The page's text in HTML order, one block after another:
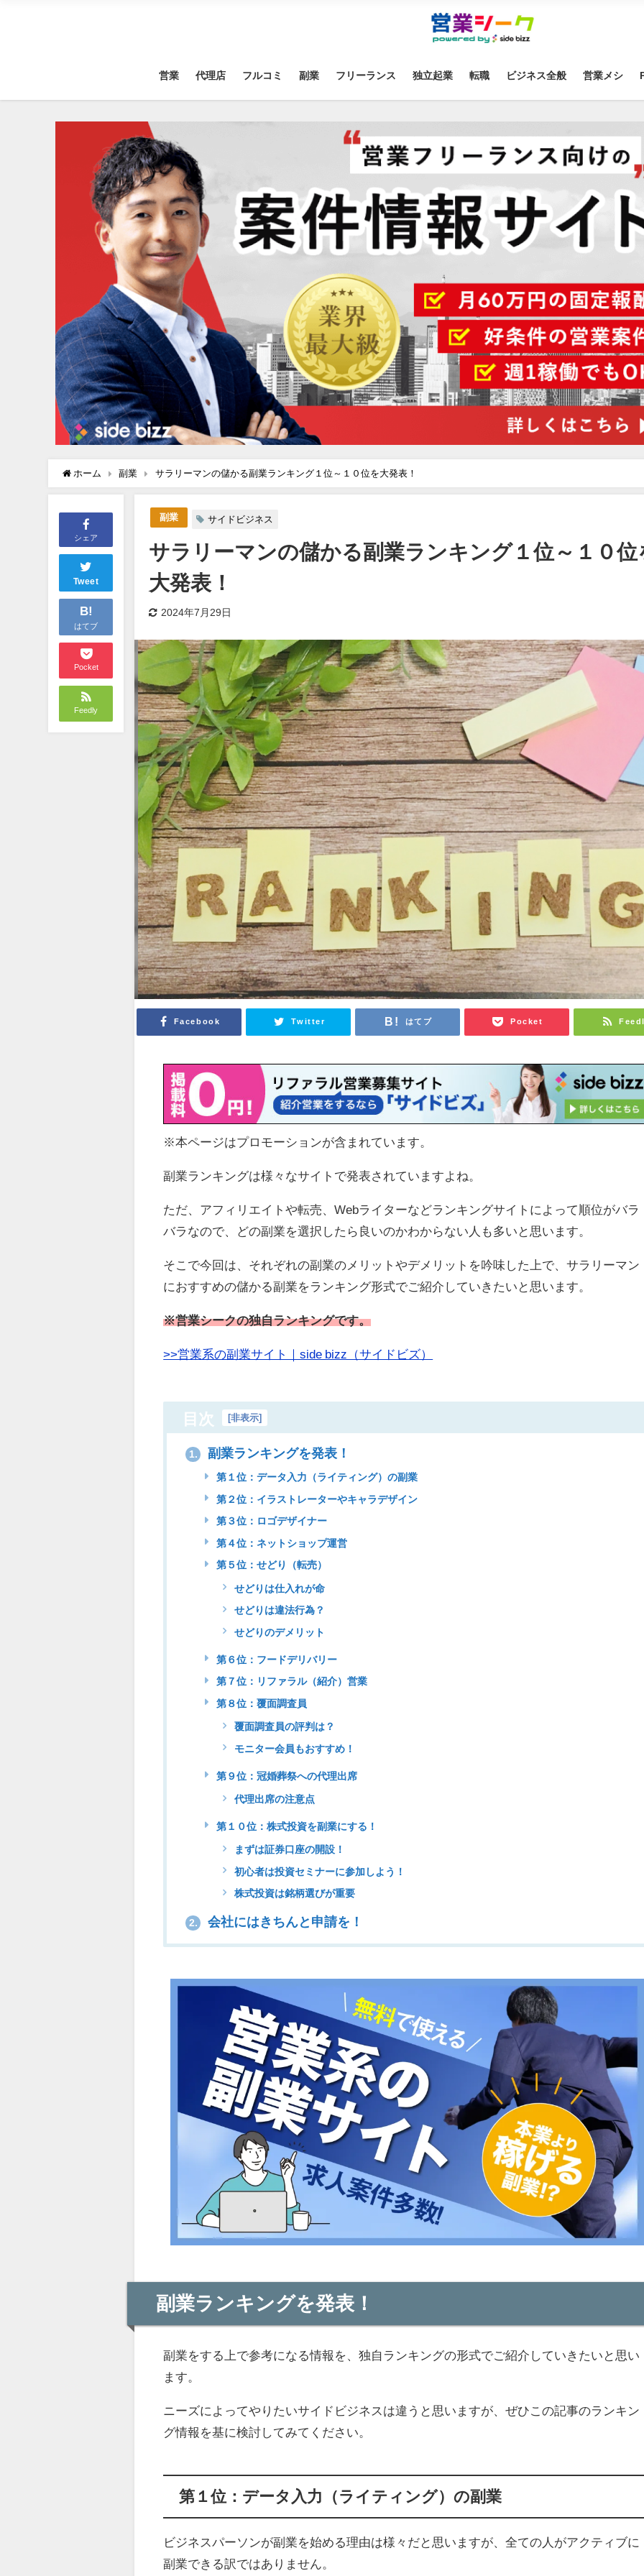
営業 代理店 フルコミ 副業 フリーランス 独立起業 転職 ビジネス全般 営業メシ
ホーム 副業 サラリーマンの儲かる副業ランキング１位～１０位を大発表！
シェア
Tweet
B!
はてブ
Pocket
Feedly
副業 サイドビジネス
サラリーマンの儲かる副業ランキング１位～１０位
大発表！
2024年7月29日
Facebook Twitter はてブ Pocket
※本ページはプロモーションが含まれています。
副業ランキングは様々なサイトで発表されていますよね。
ただ、アフィリエイトや転売、Webライターなどランキングサイトによって順位がバラ
バラなので、どの副業を選択したら良いのかわからない人も多いと思います。
そこで今回は、それぞれの副業のメリットやデメリットを吟味した上で、サラリーマン
におすすめの儲かる副業をランキング形式でご紹介していきたいと思います。
※営業シークの独自ランキングです。
>>営業系の副業サイト｜side bizz（サイドビズ）
目次 [非表示]
1. 副業ランキングを発表！
第１位：データ入力（ライティング）の副業
第２位：イラストレーターやキャラデザイン
第３位：ロゴデザイナー
第４位：ネットショップ運営
第５位：せどり（転売）
せどりは仕入れが命
せどりは違法行為？
せどりのデメリット
第６位：フードデリバリー
第７位：リファラル（紹介）営業
第８位：覆面調査員
覆面調査員の評判は？
モニター会員もおすすめ！
第９位：冠婚葬祭への代理出席
代理出席の注意点
第１０位：株式投資を副業にする！
まずは証券口座の開設！
初心者は投資セミナーに参加しよう！
株式投資は銘柄選びが重要
2. 会社にはきちんと申請を！
副業ランキングを発表！
副業をする上で参考になる情報を、独自ランキングの形式でご紹介していきたいと思い
ます。
ニーズによってやりたいサイドビジネスは違うと思いますが、ぜひこの記事のランキン
グ情報を基に検討してみてください。
第１位：データ入力（ライティング）の副業
ビジネスパーソンが副業を始める理由は様々だと思いますが、全ての人がアクティブに
副業できる訳ではありません。